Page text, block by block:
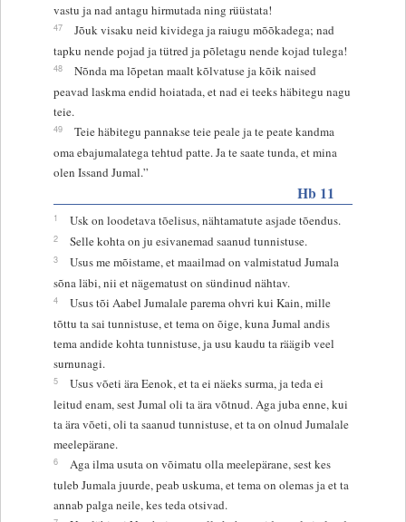
vastu ja nad antagu hirmutada ning rüüstata!
47
Jõuk visaku neid kividega ja raiugu mõõkadega; nad
tapku nende pojad ja tütred ja põletagu nende kojad tulega!
48
Nõnda ma lõpetan maalt kõlvatuse ja kõik naised
peavad laskma endid hoiatada, et nad ei teeks häbitegu nagu
teie.
49
Teie häbitegu pannakse teie peale ja te peate kandma
oma ebajumalatega tehtud patte. Ja te saate tunda, et mina
olen Issand Jumal.”
Hb 11
1 Usk on loodetava tõelisus, nähtamatute asjade tõendus.
2 Selle kohta on ju esivanemad saanud tunnistuse.
3
Usus me mõistame, et maailmad on valmistatud Jumala
sõna läbi, nii et nägematust on sündinud nähtav.
4
Usus tõi Aabel Jumalale parema ohvri kui Kain, mille
tõttu ta sai tunnistuse, et tema on õige, kuna Jumal andis
tema andide kohta tunnistuse, ja usu kaudu ta räägib veel
surnunagi.
5
Usus võeti ära Eenok, et ta ei näeks surma, ja teda ei
leitud enam, sest Jumal oli ta ära võtnud. Aga juba enne, kui
ta ära võeti, oli ta saanud tunnistuse, et ta on olnud Jumalale
meelepärane.
6
Aga ilma usuta on võimatu olla meelepärane, sest kes
tuleb Jumala juurde, peab uskuma, et tema on olemas ja et ta
annab palga neile, kes teda otsivad.